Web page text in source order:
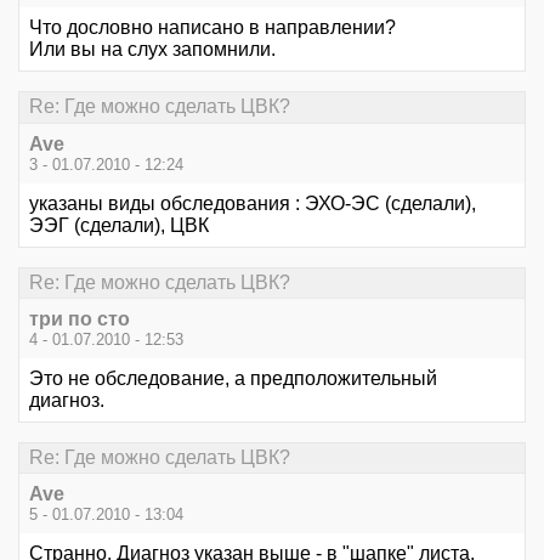
Что дословно написано в направлении?
Или вы на слух запомнили.
Re: Где можно сделать ЦВК?
Ave
3 - 01.07.2010 - 12:24
указаны виды обследования : ЭХО-ЭС (сделали),
ЭЭГ (сделали), ЦВК
Re: Где можно сделать ЦВК?
три по сто
4 - 01.07.2010 - 12:53
Это не обследование, а предположительный
диагноз.
Re: Где можно сделать ЦВК?
Ave
5 - 01.07.2010 - 13:04
Странно. Диагноз указан выше - в "шапке" листа,